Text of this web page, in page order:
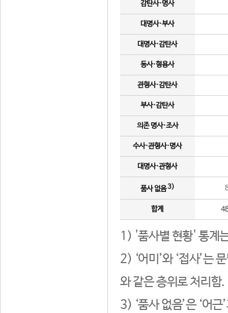
감탄사·명사
대명사·부사
대명사·감탄사
동사·형용사
관형사·감탄사
부사·감탄사
의존 명사·조사
수사·관형사·명사
대명사·관형사
품사 없음3)
합계
1) '품사별 현황' 통계
2) ‘어미’와 ‘접사’는
와 같은 층위로 처리함.
3) ‘품사 없음’은 ‘어